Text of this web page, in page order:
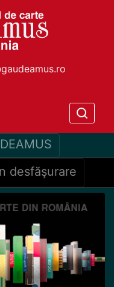
desfăşurare